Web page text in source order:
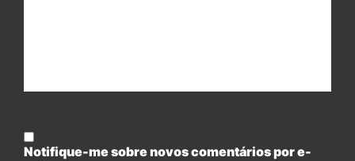
Notifique-me sobre novos comentários por e-